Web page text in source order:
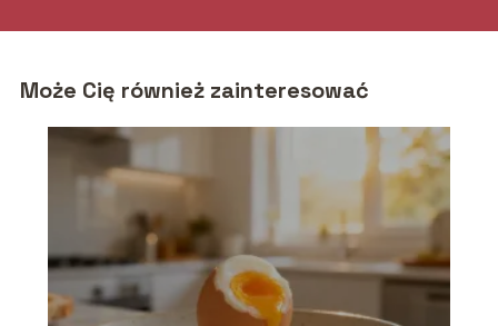
Może Cię również zainteresować